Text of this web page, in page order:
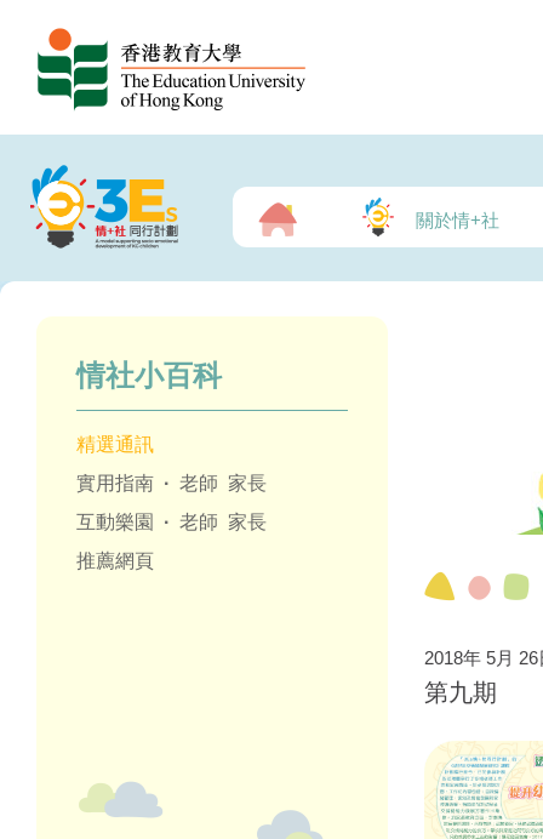
關於情+社
情社小百科
精選通訊
實用指南 · 老師 家長
互動樂園
· 老師 家長
推薦網頁
2018年 5月 26
第九期